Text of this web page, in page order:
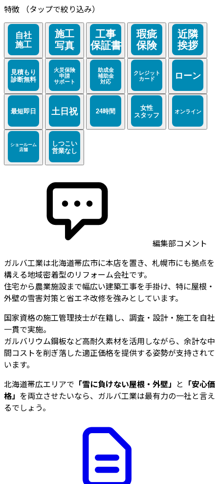
特徴
（タップで絞り込み）
編集部コメント
ガルバ工業は北海道帯広市に本店を置き、札幌市にも拠点を
構える地域密着型のリフォーム会社です。
住宅から農業施設まで幅広い建築工事を手掛け、特に屋根・
外壁の雪害対策と省エネ改修を強みとしています。
国家資格の施工管理技士が在籍し、調査・設計・施工を自社
一貫で実施。
ガルバリウム鋼板など高耐久素材を活用しながら、余計な中
間コストを削ぎ落した適正価格を提供する姿勢が支持されて
います。
北海道帯広エリアで 「雪に負けない屋根・外壁」 と 「安心価
格」 を両立させたいなら、ガルバ工業は最有力の一社と言え
るでしょう。